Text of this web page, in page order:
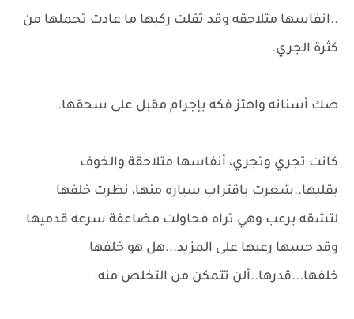
..انفاسها متلاحقه وقد ثقلت ركبها ما عادت تحملها من
كثرة الجري.
صك أسنانه واهتز فكه بإجرام مقبل على سحقها.
كانت تجري وتجري، أنفاسها متلاحقة والخوف
بقلبها..شعرت باقتراب سياره منها، نظرت خلفها
لتشقه برعب وهي تراه فحاولت مضاعفة سرعه قدميها
وقد حسها رعبها على المزيد...هل هو خلفها
خلفها...قدرها..ألن تتمكن من التخلص منه.